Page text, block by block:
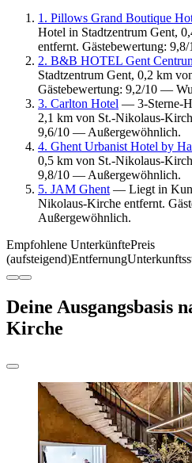
1. Pillows Grand Boutique
Hotel in Stadtzentrum Gent,
entfernt. Gästebewertung:
2. B&B HOTEL Gent
Stadtzentrum Gent, 0,2 km
Gästebewertung: 9,2/10 —
3. Carlton Hotel — 3-Sterne-
2,1 km von St.-Nikolaus-
9,6/10 — Außergewöhnlich.
4. Ghent Urbanist Hotel by
0,5 km von St.-Nikolaus-
9,8/10 — Außergewöhnlich.
5. JAM Ghent — Liegt in
Nikolaus-Kirche entfernt.
Außergewöhnlich.
Empfohlene UnterkünftePreis
(aufsteigend)Entfernung
Deine Ausgangsbasis
Kirche